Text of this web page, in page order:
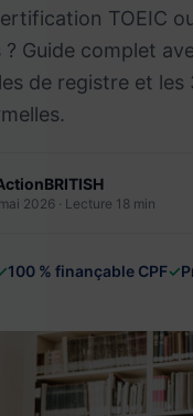
TOEIC
Guide complet
de registre et les
2026 · Lecture 18 min
100 % finançable CPF✓